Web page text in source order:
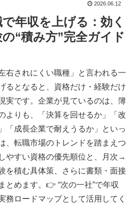
2026.06.12
年収を上げる：効く
“積み方”完全ガイド
右されにくい職種」と言われる一
るとなると、資格だけ・経験だけ
実です。企業が見ているのは、簿
よりも、「決算を回せるか」「改
「成長企業で耐えうるか」といっ
、転職市場のトレンドを踏まえつ
やすい資格の優先順位と、月次→
を積む具体策、さらに書類・面接
とめます。👉 “次の一社”で年収
務ロードマップとして活用してく